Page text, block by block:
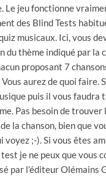
Le jeu fonctionne
des Blind Tests
musicaux. Ici, vous
du thème indiqué par la
proposant 7
aurez de quoi faire.
puis il vous
Pas besoin de trouver
la chanson, bien que
voyez ;-). Si vous êtes
je ne peux que vous
par l’éditeur Olémains